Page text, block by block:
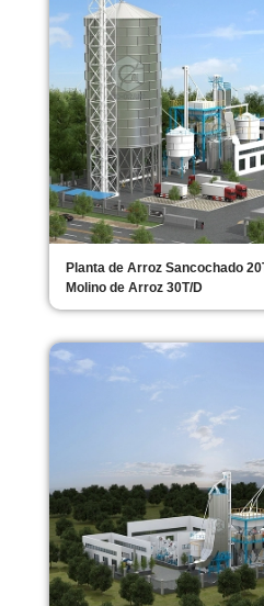
Planta de Arroz Sancochado
Molino de Arroz 30T/D